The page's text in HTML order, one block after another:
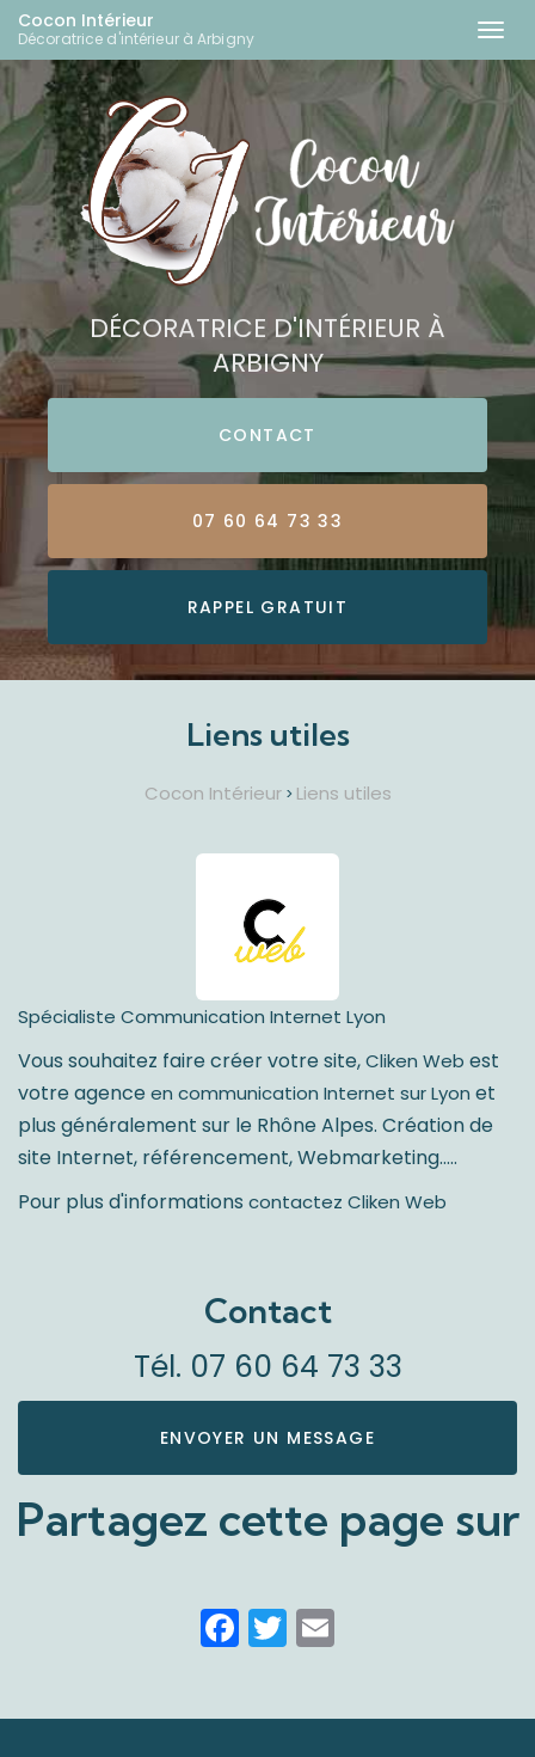
Aller
au
contenu
principal
Cocon Intérieur
Décoratrice d'intérieur à Arbigny
DÉCORATRICE D'INTÉRIEUR À
ARBIGNY
CONTACT
07 60 64 73 33
RAPPEL GRATUIT
Liens utiles
Cocon Intérieur> Liens utiles
Spécialiste Communication Internet Lyon
Vous souhaitez faire créer votre site,Cliken Web est
votre agence en communication Internet sur Lyon et
plus généralement sur le Rhône Alpes. Création de
site Internet, référencement, Webmarketing…..
Pour plus d'informations contactez Cliken Web
Contact
Tél. 07 60 64 73 33
ENVOYER UN MESSAGE
Partagez cette page sur
Facebook
Twitter